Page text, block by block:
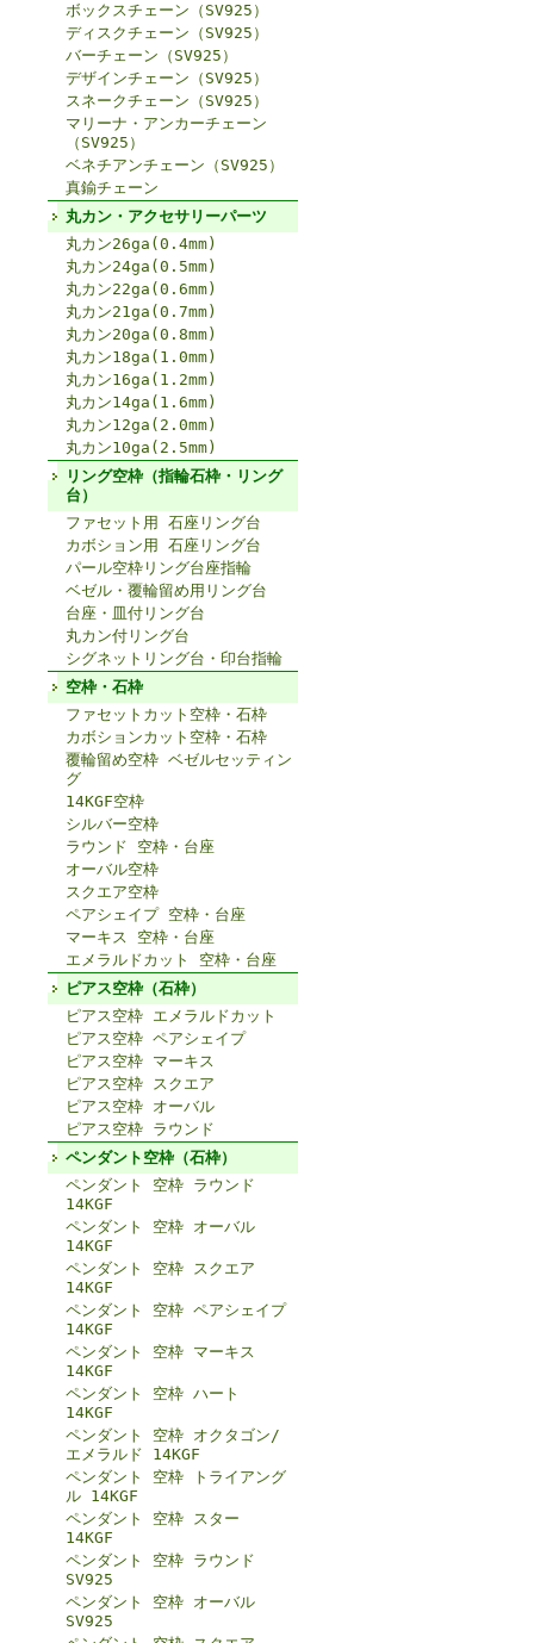
ボックスチェーン（SV925）
ディスクチェーン（SV925）
バーチェーン（SV925）
デザインチェーン（SV925）
スネークチェーン（SV925）
マリーナ・アンカーチェーン
（SV925）
ベネチアンチェーン（SV925）
真鍮チェーン
丸カン・アクセサリーパーツ
丸カン26ga(0.4mm)
丸カン24ga(0.5mm)
丸カン22ga(0.6mm)
丸カン21ga(0.7mm)
丸カン20ga(0.8mm)
丸カン18ga(1.0mm)
丸カン16ga(1.2mm)
丸カン14ga(1.6mm)
丸カン12ga(2.0mm)
丸カン10ga(2.5mm)
リング空枠（指輪石枠・リング
台）
ファセット用 石座リング台
カボション用 石座リング台
パール空枠リング台座指輪
ベゼル・覆輪留め用リング台
台座・皿付リング台
丸カン付リング台
シグネットリング台・印台指輪
空枠・石枠
ファセットカット空枠・石枠
カボションカット空枠・石枠
覆輪留め空枠 ベゼルセッティン
グ
14KGF空枠
シルバー空枠
ラウンド 空枠・台座
オーバル空枠
スクエア空枠
ペアシェイプ 空枠・台座
マーキス 空枠・台座
エメラルドカット 空枠・台座
ピアス空枠（石枠）
ピアス空枠 エメラルドカット
ピアス空枠 ペアシェイプ
ピアス空枠 マーキス
ピアス空枠 スクエア
ピアス空枠 オーバル
ピアス空枠 ラウンド
ペンダント空枠（石枠）
ペンダント 空枠 ラウンド
14KGF
ペンダント 空枠 オーバル
14KGF
ペンダント 空枠 スクエア
14KGF
ペンダント 空枠 ペアシェイプ
14KGF
ペンダント 空枠 マーキス
14KGF
ペンダント 空枠 ハート
14KGF
ペンダント 空枠 オクタゴン/
エメラルド 14KGF
ペンダント 空枠 トライアング
ル 14KGF
ペンダント 空枠 スター
14KGF
ペンダント 空枠 ラウンド
SV925
ペンダント 空枠 オーバル
SV925